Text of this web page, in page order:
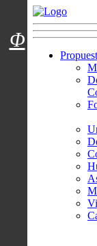
Menú
Φ